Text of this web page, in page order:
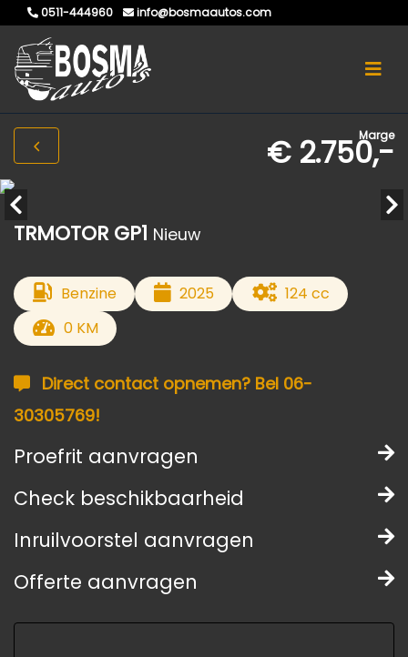
0511-444960 info@bosmaautos.com
Marge
€ 2.750,-
TRMOTOR GP1 Nieuw
Benzine 2025
124 cc
0 KM
Direct contact opnemen? Bel 06-
30305769!
Proefrit aanvragen
Check beschikbaarheid
Inruilvoorstel aanvragen
Offerte aanvragen